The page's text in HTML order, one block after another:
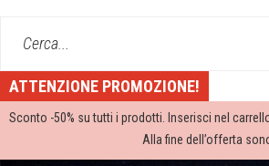
Cerca...
ATTENZIONE PROMOZIONE!
Sconto -50% su tutti i prodotti. Inserisci nel
Alla fine dell’offerta